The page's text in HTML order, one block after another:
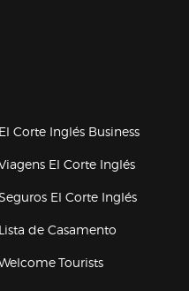
El Corte Inglés Business
El Corte Inglés(abre en
El Corte Inglés(abre en
Lista de Casamento
Tourists